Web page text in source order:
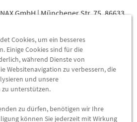
GmbH | Münchener Str. 75, 86633
effektiv vom Auto entfernen
ist das Auto schnell
verschmutzt
Cookies, um ein besseres
Einige Cookies sind für die
während Dienste von
Websitenavigation zu verbessern, die
und unsere
zu unterstützen.
zu dürfen, benötigen wir Ihre
können Sie jederzeit mit Wirkung